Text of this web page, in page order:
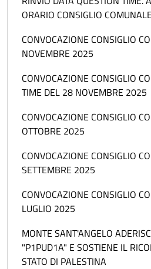
ORARIO CONSIGLIO
CONVOCAZIONE CONSIGLIO
NOVEMBRE 2025
CONVOCAZIONE CONSIGLIO
TIME DEL 28 NOVEMBRE 2025
CONVOCAZIONE CONSIGLIO
OTTOBRE 2025
CONVOCAZIONE CONSIGLIO
SETTEMBRE 2025
CONVOCAZIONE CONSIGLIO
LUGLIO 2025
MONTE SANT'ANGELO
"P1PUD1A" E SOSTIENE IL
STATO DI PALESTINA